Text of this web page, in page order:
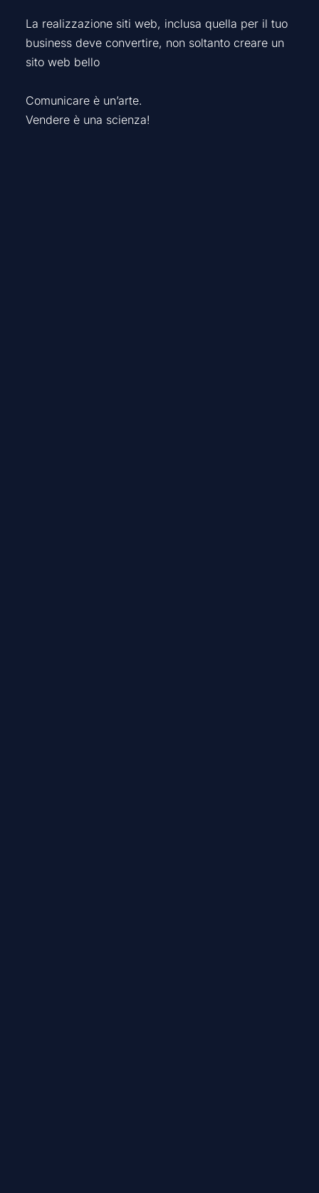
La realizzazione siti web, inclusa quella per il tuo
business deve convertire, non soltanto creare un
sito web bello
Comunicare è un’arte.
Vendere è una scienza!